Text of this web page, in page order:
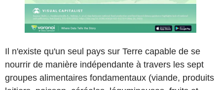
Il n'existe qu'un seul pays sur Terre capable de se
nourrir de manière indépendante à travers les sept
groupes alimentaires fondamentaux (viande, produits